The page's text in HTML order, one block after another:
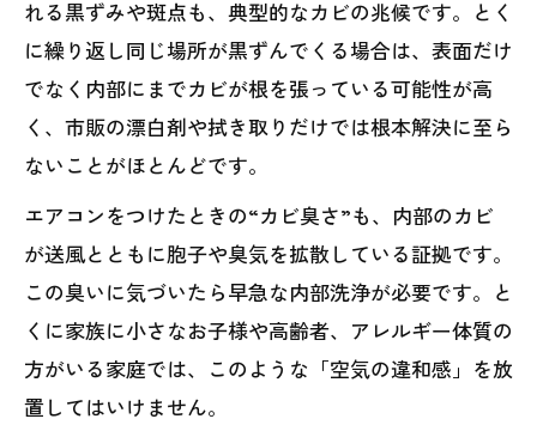
れる黒ずみや斑点も、典型的なカビの兆候です。とく
に繰り返し同じ場所が黒ずんでくる場合は、表面だけ
でなく内部にまでカビが根を張っている可能性が高
く、市販の漂白剤や拭き取りだけでは根本解決に至ら
ないことがほとんどです。
エアコンをつけたときの“カビ臭さ”も、内部のカビ
が送風とともに胞子や臭気を拡散している証拠です。
この臭いに気づいたら早急な内部洗浄が必要です。と
くに家族に小さなお子様や高齢者、アレルギー体質の
方がいる家庭では、このような「空気の違和感」を放
置してはいけません。